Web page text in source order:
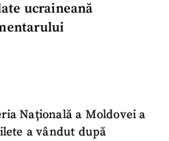
ucraineană
Națională a Moldovei a
a vândut după